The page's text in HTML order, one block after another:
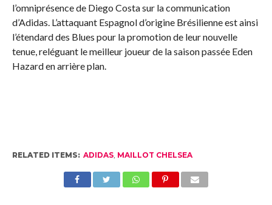
l’omniprésence de Diego Costa sur la communication
d’Adidas. L’attaquant Espagnol d’origine Brésilienne est ainsi
l’étendard des Blues pour la promotion de leur nouvelle
tenue, reléguant le meilleur joueur de la saison passée Eden
Hazard en arrière plan.
RELATED ITEMS: ADIDAS, MAILLOT CHELSEA